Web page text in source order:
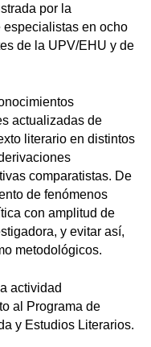
por la
en ocho
de la UPV/EHU y de
actualizadas de
literario en distintos
comparatistas. De
de fenómenos
con amplitud de
y evitar así,
metodológicos.
actividad
al Programa de
y Estudios Literarios.